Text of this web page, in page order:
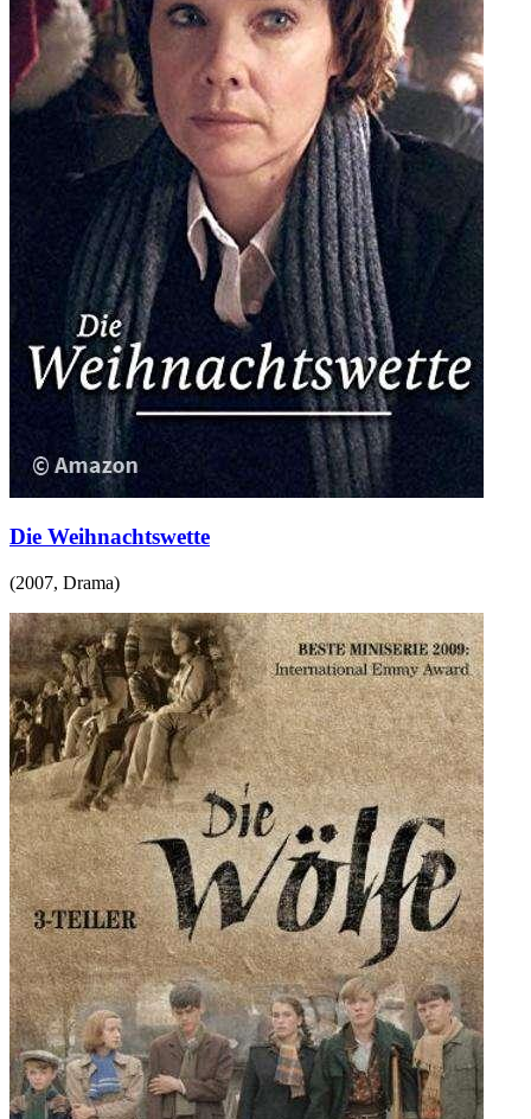
Die Weihnachtswette
(2007, Drama)